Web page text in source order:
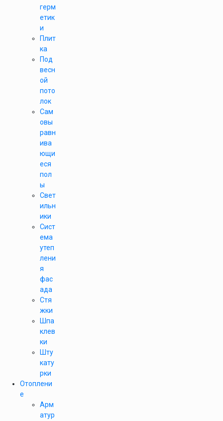
герм
етик
и
Плит
ка
Под
весн
ой
пото
лок
Сам
овы
равн
ива
ющи
еся
пол
ы
Свет
ильн
ики
Сист
ема
утеп
лени
я
фас
ада
Стя
жки
Шпа
клев
ки
Шту
кату
рки
Отоплени
е
Арм
атур